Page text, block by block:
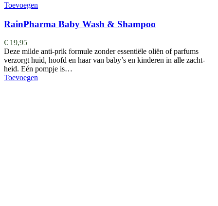
Toevoegen
RainPharma Baby Wash & Shampoo
€ 19,95
Deze milde anti-prik formule zonder essentiële oliën of parfums
verzorgt huid, hoofd en haar van baby’s en kinderen in alle zacht-
heid. Eén pompje is…
Toevoegen